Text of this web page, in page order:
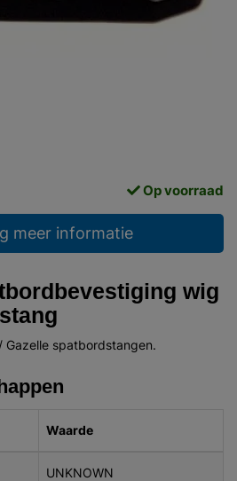
Op voorraad
meer informatie
wig
Gazelle spatbordstangen.
Waarde
UNKNOWN